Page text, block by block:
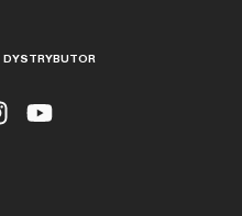
DYSTRYBUTOR